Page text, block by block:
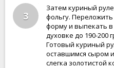
3
Затем куриный
фольгу.
форму и выпекать
духовке до 190-200
Готовый куриный
оставшимся сыром
слегка золотистой